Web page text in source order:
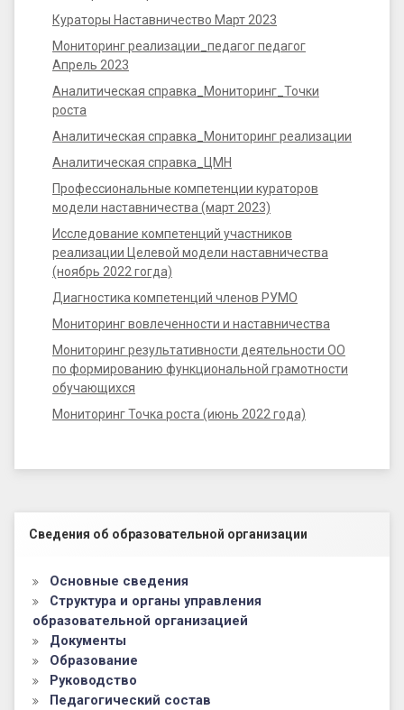
Кураторы Наставничество Март 2023
Мониторинг реализации_педагог педагог
Апрель 2023
Аналитическая справка_Мониторинг_Точки
роста
Аналитическая справка_Мониторинг реализации
Аналитическая справка_ЦМН
Профессиональные компетенции кураторов
модели наставничества (март 2023)
Исследование компетенций участников
реализации Целевой модели наставничества
(ноябрь 2022 гогда)
Диагностика компетенций членов РУМО
Мониторинг вовлеченности и наставничества
Мониторинг результативности деятельности ОО
по формированию функциональной грамотности
обучающихся
Мониторинг Точка роста (июнь 2022 года)
Левый сайдбар
Сведения об образовательной организации
Основные сведения
Структура и органы управления
образовательной организацией
Документы
Образование
Руководство
Педагогический состав